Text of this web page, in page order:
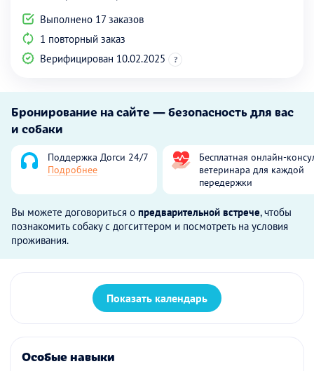
Выполнено 17 заказов
1 повторный заказ
Верифицирован 10.02.2025
?
Бронирование на сайте — безопасность для вас
и собаки
Поддержка Догси 24/7
Подробнее
Бесплатная онлайн-
ветеринара для каждой
передержки
Вы можете договориться о предварительной встрече, чтобы
познакомить собаку с догситтером и посмотреть на условия
проживания.
Показать календарь
Особые навыки